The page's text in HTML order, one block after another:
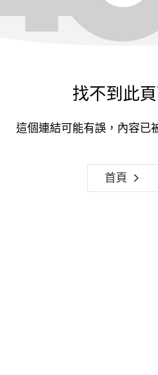
找不到此
這個連結可能有誤，內容已
首頁